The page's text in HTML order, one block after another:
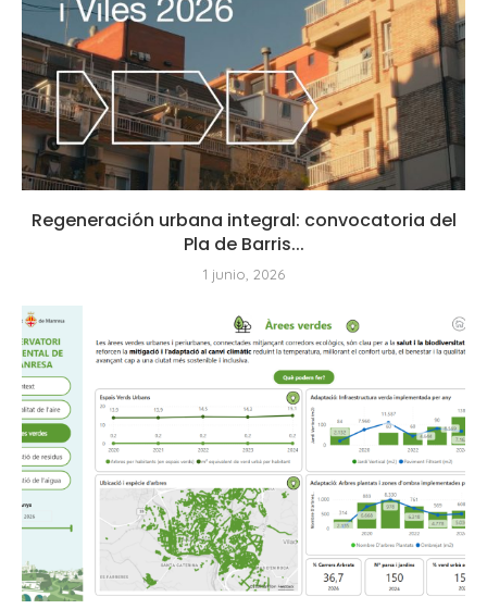
Regeneración urbana integral: convocatoria del
Pla de Barris...
1 junio, 2026